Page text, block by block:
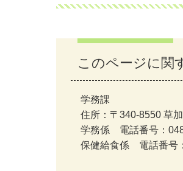
このページに関
学務課
住所：〒340-8550 草
学務係 電話番号：
保健給食係 電話番号